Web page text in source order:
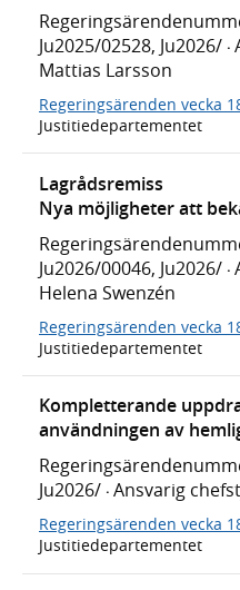
Ju2025/02528, Ju2026/ ·
Mattias Larsson
Regeringsärenden vecka
Justitiedepartementet
Lagrådsremiss
Nya möjligheter att
Ju2026/00046, Ju2026/ ·
Helena Swenzén
Regeringsärenden vecka
Justitiedepartementet
Kompletterande
användningen av
Ju2026/ · Ansvarig
Regeringsärenden vecka
Justitiedepartementet